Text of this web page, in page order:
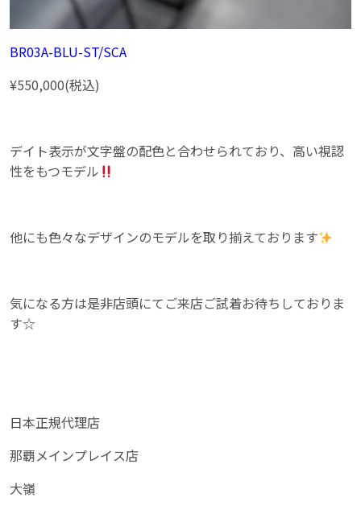
BR03A-BLU-ST/SCA
¥550,000(税込)
デイト表示が文字盤の配色と合わせられており、高い視認
性をもつモデル
他にも色々なデザインのモデルを取り揃えております
気になる方は是非店頭にてご来店ご試着お待ちしておりま
す☆
日本正規代理店
那覇メインプレイス店
大嶺